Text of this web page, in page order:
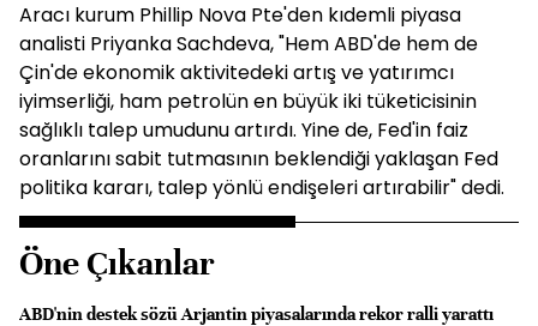
Aracı kurum Phillip Nova Pte'den kıdemli piyasa
analisti Priyanka Sachdeva, "Hem ABD'de hem de
Çin'de ekonomik aktivitedeki artış ve yatırımcı
iyimserliği, ham petrolün en büyük iki tüketicisinin
sağlıklı talep umudunu artırdı. Yine de, Fed'in faiz
oranlarını sabit tutmasının beklendiği yaklaşan Fed
politika kararı, talep yönlü endişeleri artırabilir" dedi.
Öne Çıkanlar
ABD'nin destek sözü Arjantin piyasalarında rekor ralli yarattı